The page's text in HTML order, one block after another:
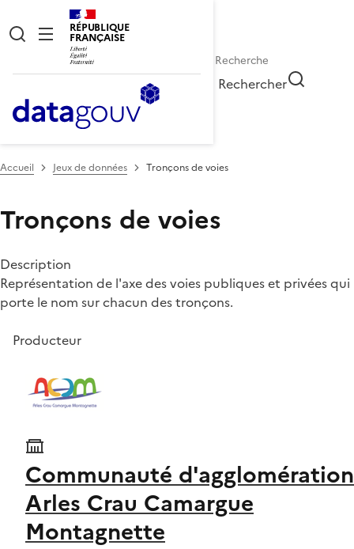
RÉPUBLIQUE
FRANÇAISE
Rechercher
Accueil Jeux de données Tronçons de voies
Tronçons de voies
Description
Représentation de l'axe des voies publiques et privées qui
porte le nom sur chacun des tronçons.
Producteur
Communauté d'agglomération
Arles Crau Camargue
Montagnette